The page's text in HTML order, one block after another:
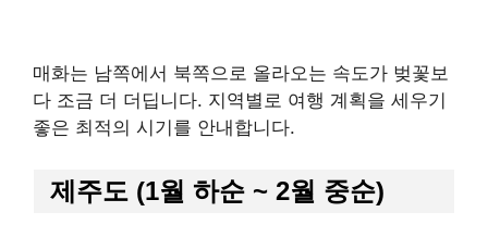
매화는 남쪽에서 북쪽으로 올라오는 속도가 벚꽃보
다 조금 더 더딥니다. 지역별로 여행 계획을 세우기
좋은 최적의 시기를 안내합니다.
제주도 (1월 하순 ~ 2월 중순)